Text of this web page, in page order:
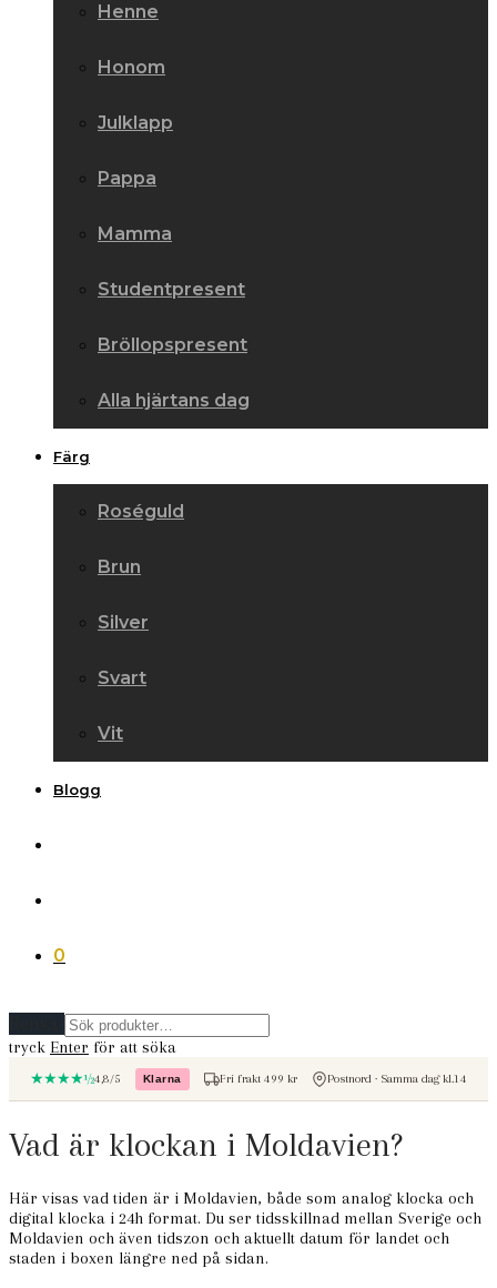
Henne
Honom
Julklapp
Pappa
Mamma
Studentpresent
Bröllopspresent
Alla hjärtans dag
Färg
Roséguld
Brun
Silver
Svart
Vit
Blogg
0
tryck Enter för att söka
★★★★½4,8/5 Klarna
– betala med KlarnaFri frakt 499 kr Postnord · Samma dag kl.14
Vad är klockan i Moldavien?
Här visas vad tiden är i Moldavien, både som analog klocka och
digital klocka i 24h format. Du ser tidsskillnad mellan Sverige och
Moldavien och även tidszon och aktuellt datum för landet och
staden i boxen längre ned på sidan.